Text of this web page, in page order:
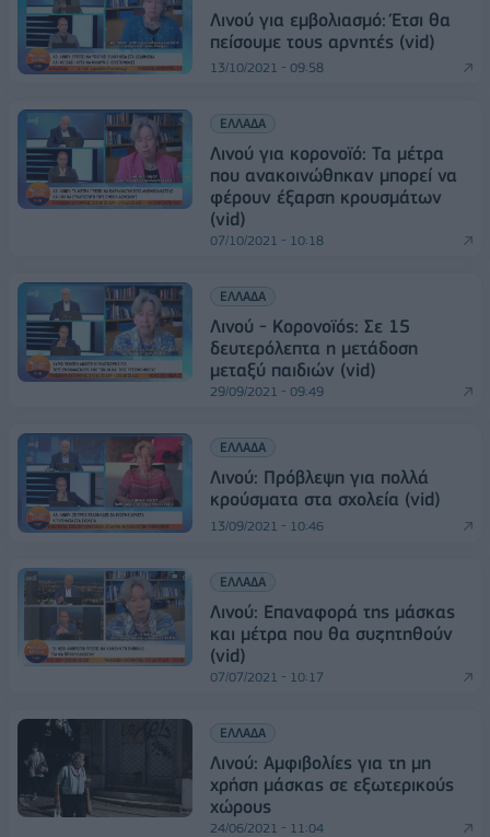
Λινού για εμβολιασμό: Έτσι θα
πείσουμε τους αρνητές (vid)
13/10/2021 - 09:58
ΕΛΛΑΔΑ
Λινού για κορονοϊό: Τα μέτρα
που ανακοινώθηκαν μπορεί να
φέρουν έξαρση κρουσμάτων
(vid)
07/10/2021 - 10:18
ΕΛΛΑΔΑ
Λινού - Κορονοϊός: Σε 15
δευτερόλεπτα η μετάδοση
μεταξύ παιδιών (vid)
29/09/2021 - 09:49
ΕΛΛΑΔΑ
Λινού: Πρόβλεψη για πολλά
κρούσματα στα σχολεία (vid)
13/09/2021 - 10:46
ΕΛΛΑΔΑ
Λινού: Επαναφορά της μάσκας
και μέτρα που θα συζητηθούν
(vid)
07/07/2021 - 10:17
ΕΛΛΑΔΑ
Λινού: Αμφιβολίες για τη μη
χρήση μάσκας σε εξωτερικούς
χώρους
24/06/2021 - 11:04